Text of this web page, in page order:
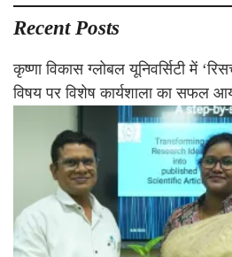
Recent Posts
कृष्णा विकास ग्लोबल यूनिवर्सिटी में
विषय पर विशेष कार्यशाला का सफल